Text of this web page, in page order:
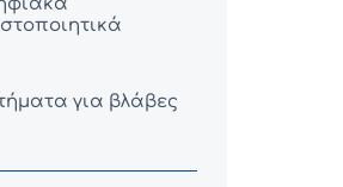
για βλάβες